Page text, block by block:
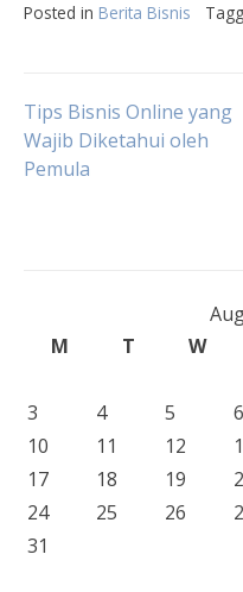
Posted in Berita Bisnis
Post
navigation
Tips Bisnis Online yang
Wajib Diketahui oleh
Pemula
M
T W
3
4 5 6
10
11 12
17
18 19
24
25 26
31